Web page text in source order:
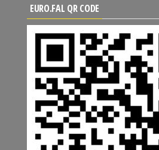
EURO.FAL QR CODE